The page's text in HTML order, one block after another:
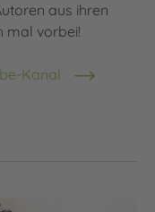
aus ihren
mal vorbei!
Kanal